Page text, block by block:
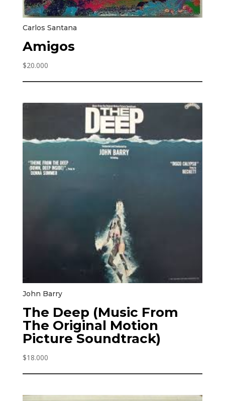
Carlos Santana
Amigos
$20.000
John Barry
The Deep (Music From
The Original Motion
Picture Soundtrack)
$18.000